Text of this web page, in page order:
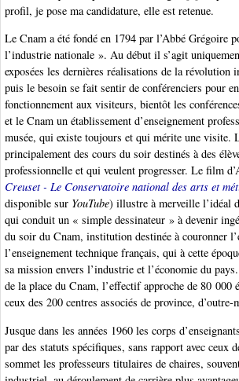
profil, je pose ma candidature, elle est retenue.
Le Cnam a été fondé en 1794 par l’Abbé Grégoire
l’industrie nationale ». Au début il s’agit
exposées les dernières réalisations de la révolution
puis le besoin se fait sentir de conférenciers pour
fonctionnement aux visiteurs, bientôt les
et le Cnam un établissement d’enseignement
musée, qui existe toujours et qui mérite une visite.
principalement des cours du soir destinés à des
professionnelle et qui veulent progresser. Le film
Creuset - Le Conservatoire national des arts et
disponible sur YouTube) illustre à merveille l’idéal
qui conduit un « simple dessinateur » à devenir
du soir du Cnam, institution destinée à couronner
l’enseignement technique français, qui à cette
sa mission envers l’industrie et l’économie du
de la place du Cnam, l’effectif approche de 80 000
ceux des 200 centres associés de province, d’outre-
Jusque dans les années 1960 les corps
par des statuts spécifiques, sans rapport avec ceux
sommet les professeurs titulaires de chaires,